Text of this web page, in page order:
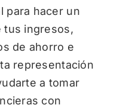
para hacer un
tus ingresos,
de ahorro e
representación
a tomar
con